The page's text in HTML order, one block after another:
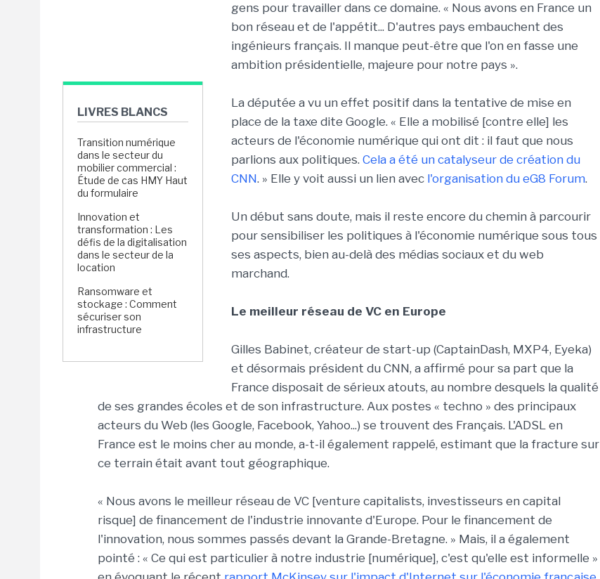
LIVRES BLANCS
Transition numérique
dans le secteur du
mobilier commercial :
Étude de cas HMY Haut
du formulaire
Innovation et
transformation : Les
défis de la digitalisation
dans le secteur de la
location
Ransomware et
stockage : Comment
sécuriser son
infrastructure
gens pour travailler dans ce domaine. « Nous avons en France un
bon réseau et de l'appétit... D'autres pays embauchent des
ingénieurs français. Il manque peut-être que l'on en fasse une
ambition présidentielle, majeure pour notre pays ».
La députée a vu un effet positif dans la tentative de mise en
place de la taxe dite Google. « Elle a mobilisé [contre elle] les
acteurs de l'économie numérique qui ont dit : il faut que nous
parlions aux politiques. Cela a été un catalyseur de création du
CNN. » Elle y voit aussi un lien avec l'organisation du eG8 Forum.
Un début sans doute, mais il reste encore du chemin à parcourir
pour sensibiliser les politiques à l'économie numérique sous tous
ses aspects, bien au-delà des médias sociaux et du web
marchand.
Le meilleur réseau de VC en Europe
Gilles Babinet, créateur de start-up (CaptainDash, MXP4, Eyeka)
et désormais président du CNN, a affirmé pour sa part que la
France disposait de sérieux atouts, au nombre desquels la qualité
de ses grandes écoles et de son infrastructure. Aux postes « techno » des principaux
acteurs du Web (les Google, Facebook, Yahoo...) se trouvent des Français. L'ADSL en
France est le moins cher au monde, a-t-il également rappelé, estimant que la fracture sur
ce terrain était avant tout géographique.
« Nous avons le meilleur réseau de VC [venture capitalists, investisseurs en capital
risque] de financement de l'industrie innovante d'Europe. Pour le financement de
l'innovation, nous sommes passés devant la Grande-Bretagne. » Mais, il a également
pointé : « Ce qui est particulier à notre industrie [numérique], c'est qu'elle est informelle »